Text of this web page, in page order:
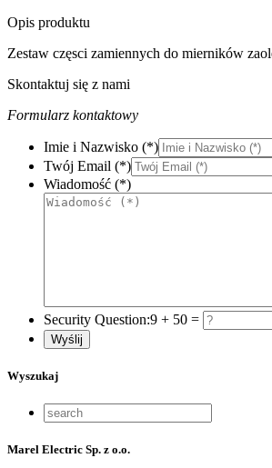
Opis produktu
Zestaw częsci zamiennych do mierników
Skontaktuj się z nami
Formularz kontaktowy
Imie i Nazwisko (*)
Twój Email (*)
Wiadomość (*)
Security Question:9 + 50 =
Wyszukaj
Marel Electric Sp. z o.o.